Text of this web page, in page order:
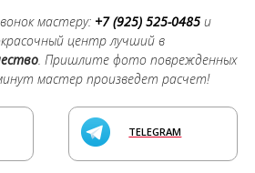
мастеру: +7 (925) 525-0485 и
центр лучший в
. Пришлите фото поврежденных
мастер произведет расчет!
TELEGRAM